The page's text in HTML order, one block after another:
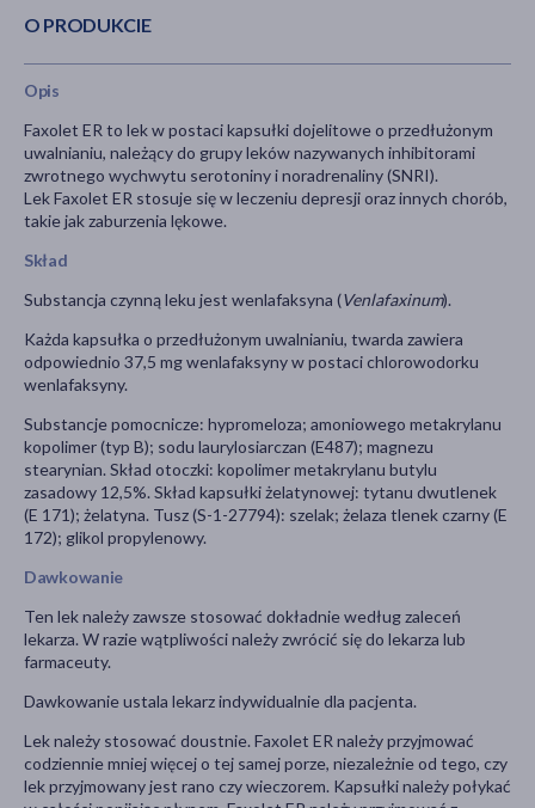
O PRODUKCIE
Opis
Faxolet ER to lek w postaci kapsułki dojelitowe o przedłużonym
uwalnianiu, należący do grupy leków nazywanych inhibitorami
zwrotnego wychwytu serotoniny i noradrenaliny (SNRI).
Lek Faxolet ER stosuje się w leczeniu depresji oraz innych chorób,
takie jak zaburzenia lękowe.
Skład
Substancja czynną leku jest wenlafaksyna (Venlafaxinum).
Każda kapsułka o przedłużonym uwalnianiu, twarda zawiera
odpowiednio 37,5 mg wenlafaksyny w postaci chlorowodorku
wenlafaksyny.
Substancje pomocnicze: hypromeloza; amoniowego metakrylanu
kopolimer (typ B); sodu laurylosiarczan (E487); magnezu
stearynian. Skład otoczki: kopolimer metakrylanu butylu
zasadowy 12,5%. Skład kapsułki żelatynowej: tytanu dwutlenek
(E 171); żelatyna. Tusz (S-1-27794): szelak; żelaza tlenek czarny (E
172); glikol propylenowy.
Dawkowanie
Ten lek należy zawsze stosować dokładnie według zaleceń
lekarza. W razie wątpliwości należy zwrócić się do lekarza lub
farmaceuty.
Dawkowanie ustala lekarz indywidualnie dla pacjenta.
Lek należy stosować doustnie. Faxolet ER należy przyjmować
codziennie mniej więcej o tej samej porze, niezależnie od tego, czy
lek przyjmowany jest rano czy wieczorem. Kapsułki należy połykać